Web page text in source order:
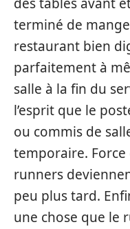
des tables avant
terminé de
restaurant bien
parfaitement à
salle à la fin du
l’esprit que le
ou commis de
temporaire.
runners
peu plus tard.
une chose que le